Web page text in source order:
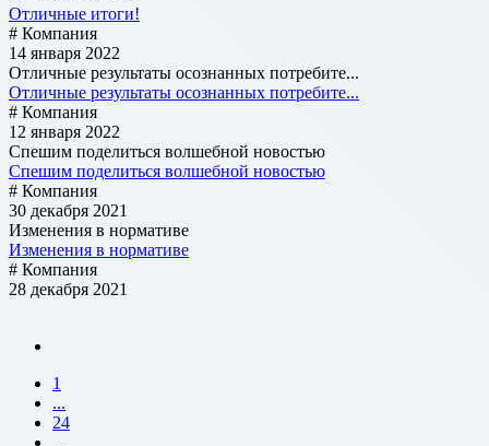
Отличные итоги!
# Компания
14 января 2022
Отличные результаты осознанных потребите...
Отличные результаты осознанных потребите...
# Компания
12 января 2022
Спешим поделиться волшебной новостью
Спешим поделиться волшебной новостью
# Компания
30 декабря 2021
Изменения в нормативе
Изменения в нормативе
# Компания
28 декабря 2021
1
...
24
...